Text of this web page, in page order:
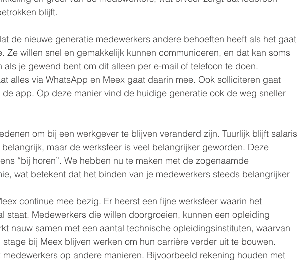
blijft.
de nieuwe generatie medewerkers andere behoeften heeft als het gaat
Ze willen snel en gemakkelijk kunnen communiceren, en dat kan soms
als je gewend bent om dit alleen per e-mail of telefoon te doen.
alles via WhatsApp en Meex gaat daarin mee. Ook solliciteren gaat
app. Op deze manier vind de huidige generatie ook de weg sneller
om bij een werkgever te blijven veranderd zijn. Tuurlijk blijft salaris
maar de werksfeer is veel belangrijker geworden. Deze
“bij horen”. We hebben nu te maken met de zogenaamde
wat betekent dat het binden van je medewerkers steeds belangrijker
continue mee bezig. Er heerst een fijne werksfeer waarin het
staat. Medewerkers die willen doorgroeien, kunnen een opleiding
nauw samen met een aantal technische opleidingsinstituten, waarvan
bij Meex blijven werken om hun carrière verder uit te bouwen.
op andere manieren. Bijvoorbeeld rekening houden met